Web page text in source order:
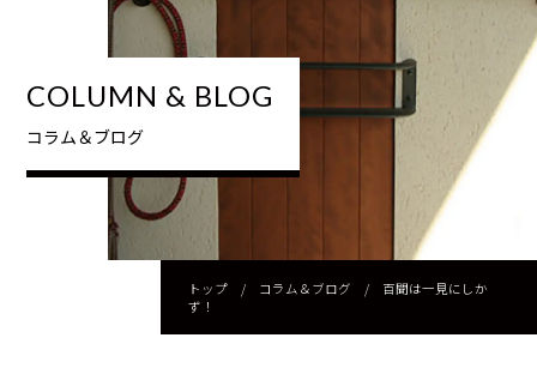
COLUMN & BLOG
コラム＆ブログ
トップ/ コラム＆ブログ / 百聞は一見にしか
ず！